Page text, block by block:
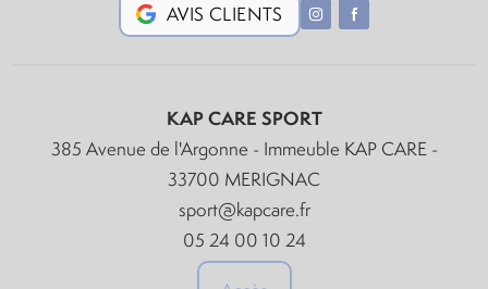
AVIS CLIENTS
KAP CARE SPORT
385 Avenue de l'Argonne - Immeuble KAP CARE -
33700 MERIGNAC
sport@kapcare.fr
05 24 00 10 24